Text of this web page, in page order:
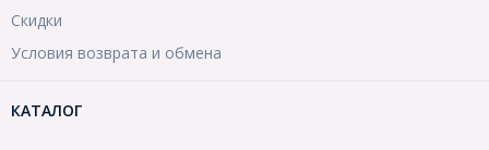
Скидки
Условия возврата и обмена
КАТАЛОГ